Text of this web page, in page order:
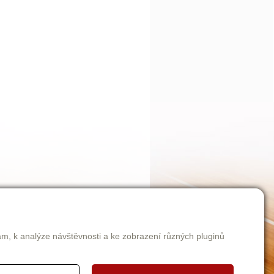
k analýze návštěvnosti a ke zobrazení různých pluginů